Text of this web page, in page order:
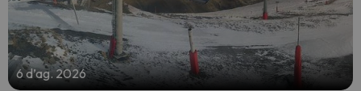
6 d’ag. 2026